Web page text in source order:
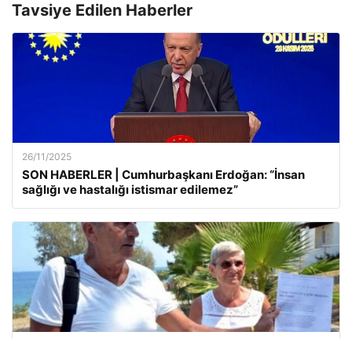
Tavsiye Edilen Haberler
26/11/2025
SON HABERLER | Cumhurbaşkanı Erdoğan: “İnsan
sağlığı ve hastalığı istismar edilemez”